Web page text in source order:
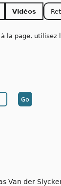
Vidéos
la page, utilisez
Van der